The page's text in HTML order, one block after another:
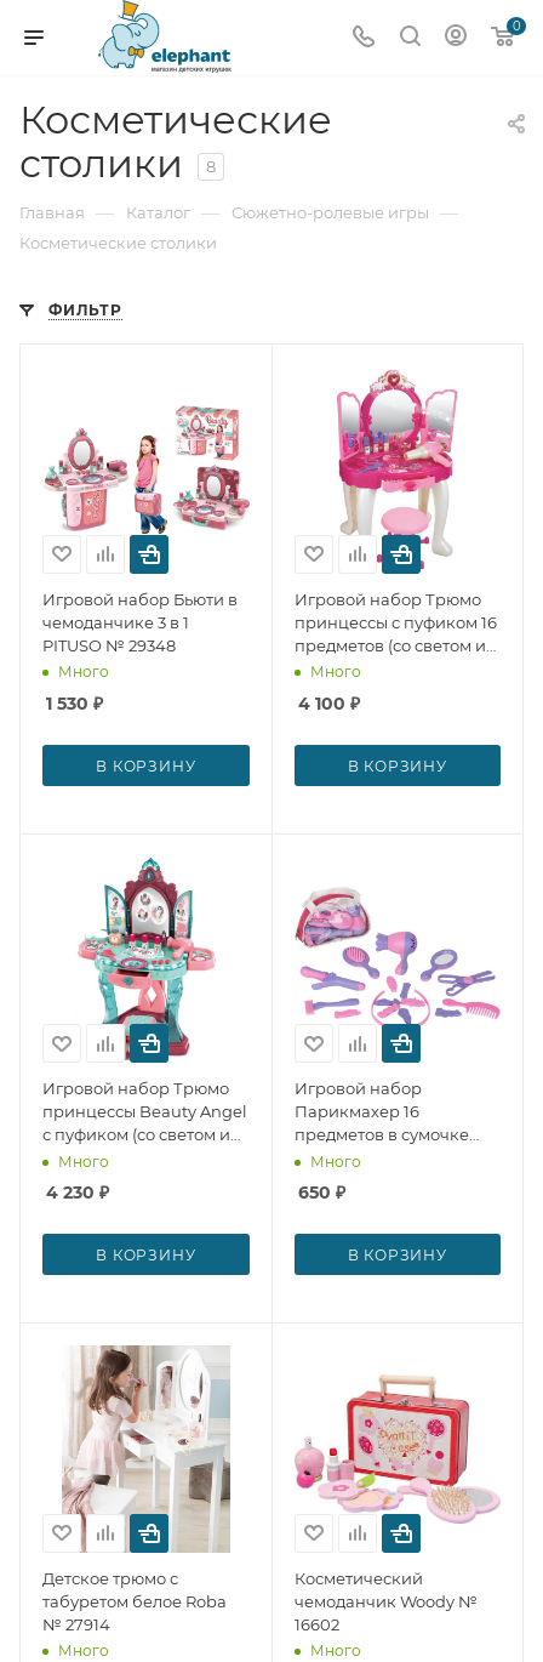
0
Косметические
столики
8
Главная — Каталог — Сюжетно-ролевые игры —
Косметические столики
ФИЛЬТР
Игровой набор Бьюти в
чемоданчике 3 в 1
PITUSO № 29348
Много
1 530 ₽
В КОРЗИНУ
Игровой набор Трюмо
принцессы с пуфиком 16
предметов (со светом и
звуком) PITUSO № 29347
Много
4 100 ₽
В КОРЗИНУ
Игровой набор Трюмо
принцессы Beauty Angel
с пуфиком (со светом и
звуком) PITUSO № 29346
Много
4 230 ₽
В КОРЗИНУ
Игровой набор
Парикмахер 16
предметов в сумочке
СТРОМ № 29070
Много
650 ₽
В КОРЗИНУ
Детское трюмо с
табуретом белое Roba
№ 27914
Много
Косметический
чемоданчик Woody №
16602
Много